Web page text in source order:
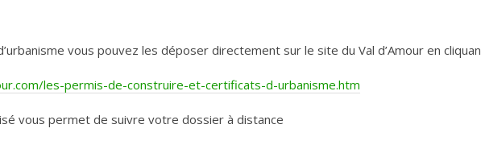
vous pouvez les déposer directement sur le site du Val d’Amour en
les-permis-de-construire-et-certificats-d-urbanisme.htm
vous permet de suivre votre dossier à distance